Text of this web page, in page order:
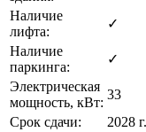
Наличие
лифта:
✓
Наличие
паркинга:
✓
Электрическая
мощность, кВт:
33
Срок сдачи:
2028